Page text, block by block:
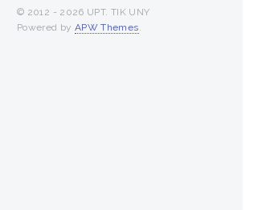
© 2012 - 2026 UPT. TIK UNY
Powered by APW Themes